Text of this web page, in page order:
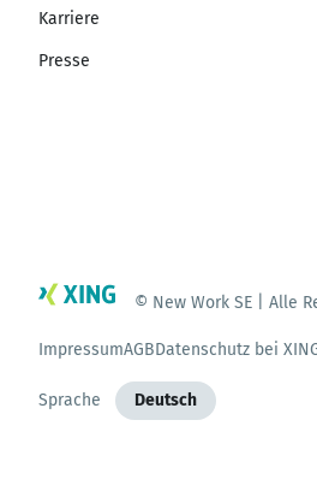
Karriere
Presse
© New Work SE | Alle
ImpressumAGBDatenschutz bei
Sprache Deutsch